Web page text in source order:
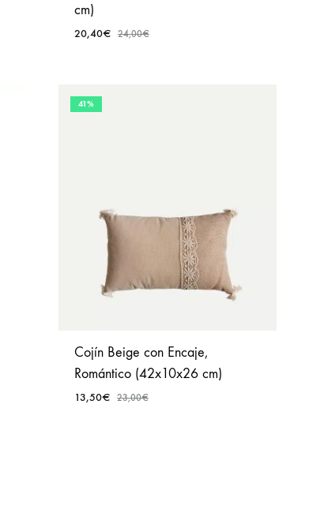
cm)
20,40€ 24,00€
41%
Cojín Beige con Encaje,
Romántico (42x10x26 cm)
13,50€ 23,00€